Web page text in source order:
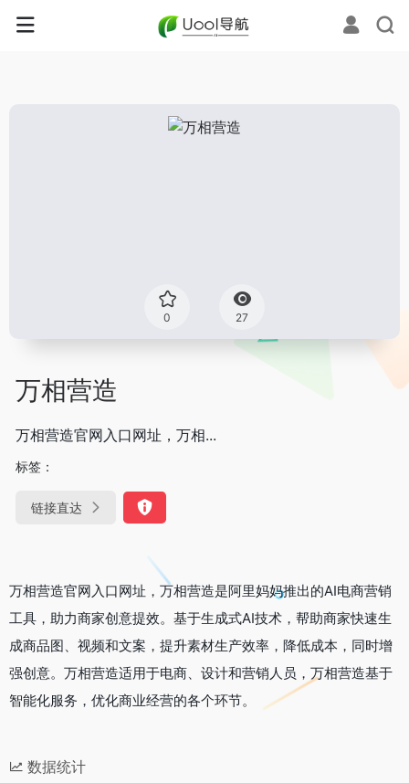
0 27
万相营造
万相营造官网入口网址，万相...
标签：
链接直达
万相营造官网入口网址，万相营造是阿里妈妈推出的AI电商营销
工具，助力商家创意提效。基于生成式AI技术，帮助商家快速生
成商品图、视频和文案，提升素材生产效率，降低成本，同时增
强创意。万相营造适用于电商、设计和营销人员，万相营造基于
智能化服务，优化商业经营的各个环节。
数据统计